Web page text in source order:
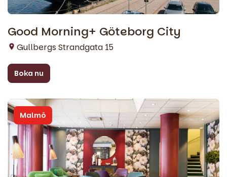
Good Morning+ Göteborg City
Gullbergs Strandgata 15
Boka nu
Malmö